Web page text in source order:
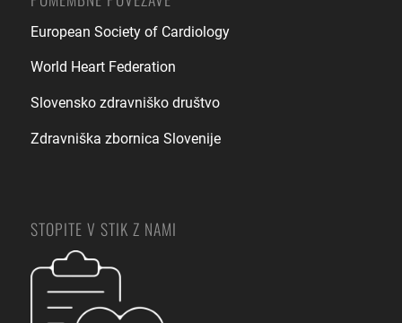
European Society of Cardiology
World Heart Federation
Slovensko zdravniško društvo
Zdravniška zbornica Slovenije
STOPITE V STIK Z NAMI